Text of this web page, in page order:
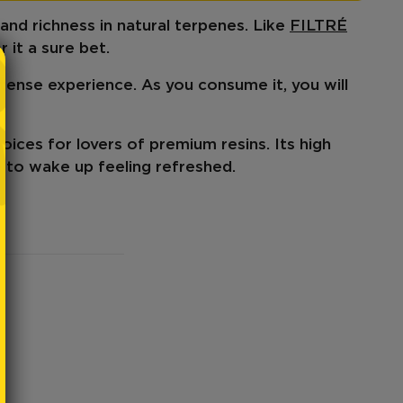
and richness in natural terpenes. Like
FILTRÉ
it a sure bet.
experience. As you consume it, you will
for lovers of premium resins. Its high
to wake up feeling refreshed.